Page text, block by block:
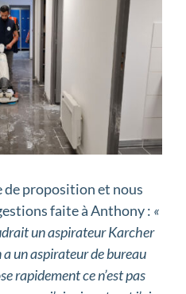
proposition et nous
faite à Anthony : «
un aspirateur Karcher
un aspirateur de bureau
rapidement ce n’est pas